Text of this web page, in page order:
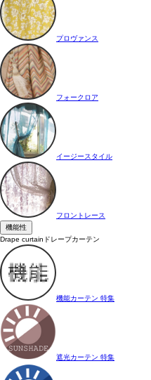
プロヴァンス
フォークロア
イージースタイル
フロントレース
機能性
Drape curtain ドレープカーテン
機能カーテン 特集
遮光カーテン 特集